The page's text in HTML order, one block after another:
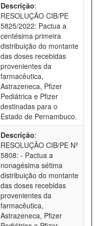
Descrição:
RESOLUÇÃO CIB/PE
5825/2022: Pactua a
centésima primeira
distribuição do montante
das doses recebidas
provenientes da
farmacêutica,
Astrazeneca, Pfizer
Pediátrica e Pfizer
destinadas para o
Estado de Pernambuco.
Descrição:
RESOLUÇÃO CIB/PE Nº
5808: - Pactua a
nonagésima sétima
distribuição do montante
das doses recebidas
provenientes da
farmacêutica,
Astrazeneca, Pfizer